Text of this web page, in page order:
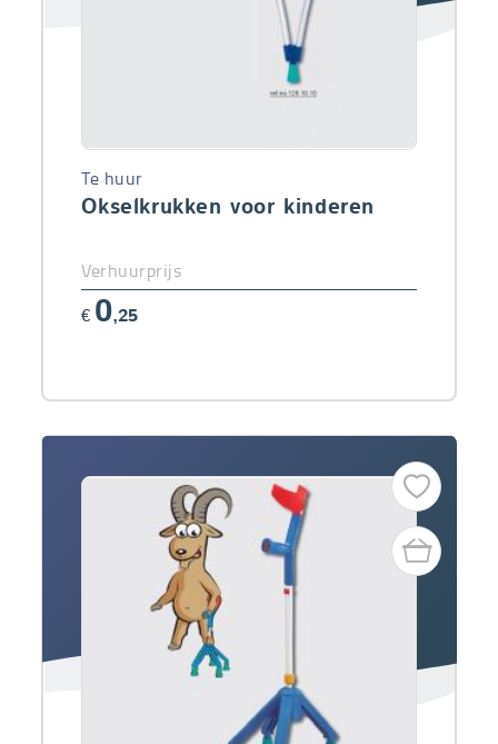
Okselkrukken voor kinderen
Te huur
Verhuurprijs
€ 0,25